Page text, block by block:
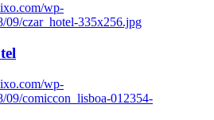
wp-
09/czar_hotel-335x256.jpg
wp-
09/comiccon_lisboa-012354-